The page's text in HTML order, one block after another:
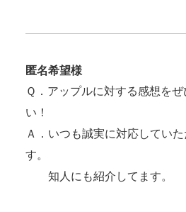
匿名希望様
Ｑ．アップルに対する感想を
い！
Ａ．いつも誠実に対応してい
す。
知人にも紹介してます。